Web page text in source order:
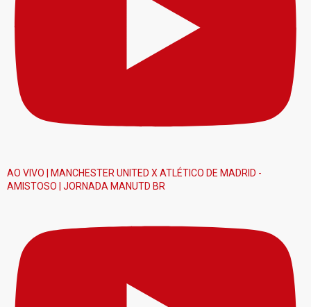
AO VIVO | MANCHESTER UNITED X ATLÉTICO DE MADRID -
AMISTOSO | JORNADA MANUTD BR